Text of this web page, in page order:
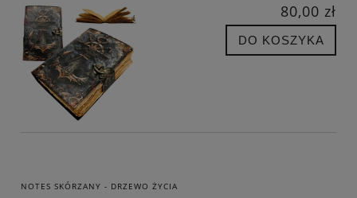
80,00 zł
DO KOSZYKA
NOTES SKÓRZANY - DRZEWO ŻYCIA